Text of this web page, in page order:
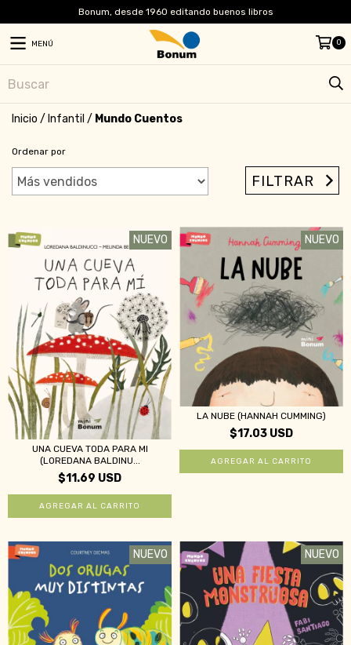
Bonum, desde 1960 editando buenos libros
MENÚ 0
Inicio / Infantil / Mundo Cuentos
Ordenar por
FILTRAR
NUEVO
UNA CUEVA TODA PARA MI
(LOREDANA BALDINU...
$11.69 USD
NUEVO
LA NUBE (HANNAH CUMMING)
$17.03 USD
NUEVO NUEVO